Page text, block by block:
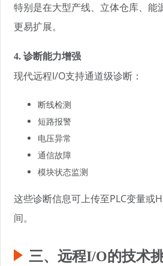
特别是在大型产线、立体仓库、能
更易扩展。
4. 诊断能力增强
现代远程I/O支持通道级诊断：
断线检测
短路报警
电压异常
通信故障
模块状态监测
这些诊断信息可上传至PLC变量或
间。
三、远程I/O的技术